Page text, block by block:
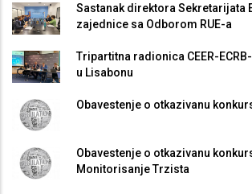
Sastanak direktora Sekretarijata
zajednice sa Odborom RUE-a
Tripartitna radionica CEER-
u Lisabonu
Obavestenje o otkazivanu
Obavestenje o otkazivanu
Monitorisanje Trzista